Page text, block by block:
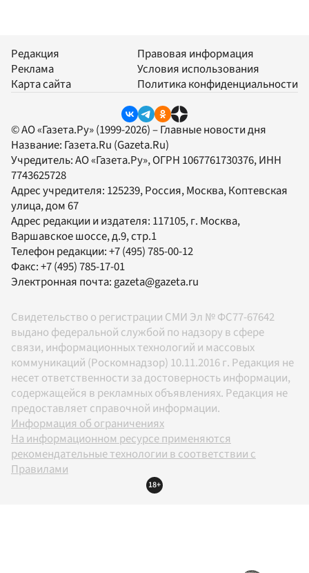
Редакция
Реклама
Карта сайта
Правовая информация
Условия использования
Политика конфиденциальности
© АО «Газета.Ру» (1999-2026) – Главные новости дня
Название: Газета.Ru (Gazeta.Ru)
Учредитель:АО «Газета.Ру», ОГРН 1067761730376, ИНН
7743625728
Адрес учредителя: 125239, Россия, Москва, Коптевская
улица, дом 67
Адрес редакции и издателя: 117105, г. Москва,
Варшавское шоссе, д.9, стр.1
Телефон редакции:+7 (495) 785-00-12
Факс:+7 (495) 785-17-01
Электронная почта:gazeta@gazeta.ru
Свидетельство о регистрации СМИ Эл № ФС77-67642
выдано федеральной службой по надзору в сфере
связи, информационных технологий и массовых
коммуникаций (Роскомнадзор) 10.11.2016 г. Редакция не
несет ответственности за достоверность информации,
содержащейся в рекламных объявлениях. Редакция не
предоставляет справочной информации.
Информация об ограничениях
На информационном ресурсе применяются
рекомендательные технологии в соответствии с
Правилами
18+